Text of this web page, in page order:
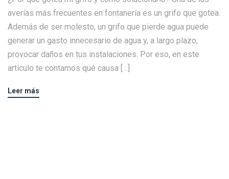
averías más frecuentes en fontanería es un grifo que gotea.
Además de ser molesto, un grifo que pierde agua puede
generar un gasto innecesario de agua y, a largo plazo,
provocar daños en tus instalaciones. Por eso, en este
artículo te contamos qué causa […]
Leer más